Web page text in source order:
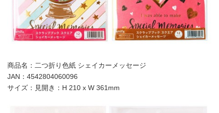
商品名：二つ折り色紙 シェイカーメッセージ‬‬‬
JAN：4542804060096
サイズ：見開き：H 210 x W 361mm